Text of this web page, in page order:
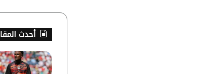
و
أحدث